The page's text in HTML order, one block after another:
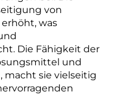
von
was
Die Fähigkeit der
und
macht sie vielseitig